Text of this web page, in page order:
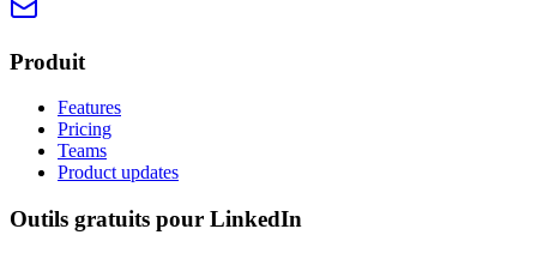
Produit
Features
Pricing
Teams
Product updates
Outils gratuits pour LinkedIn